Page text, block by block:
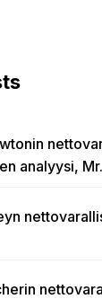
analyysi,